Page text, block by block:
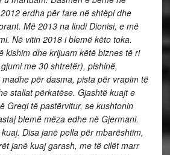
erdha për fare në shtëpi dhe
Më 2013 na lindi Dionisi, e më
Në vitin 2018 i blemë këto toka.
kishim dhe krijuam këtë biznes të ri
me 30 shtretër), pishinë,
për dasma, pista për vrapim të
stallat përkatëse. Gjashtë kuajt e
Greqi të pastërvitur, se kushtonin
blemë mëza edhe në Gjermani.
Disa janë pella për mbarështim,
janë kuaj garash, me të cilët marr